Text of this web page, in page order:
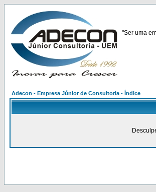
"Ser uma
Adecon - Empresa Júnior de Consultoria - Índice